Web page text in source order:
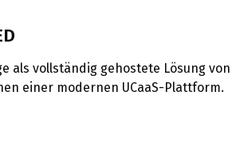
als vollständig gehostete Lösung von
einer modernen UCaaS-Plattform.